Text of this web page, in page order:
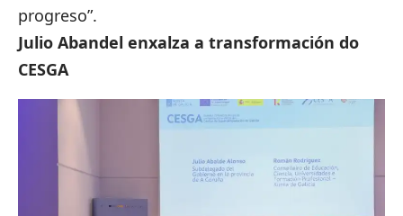
progreso”.
Julio Abandel enxalza a transformación do
CESGA